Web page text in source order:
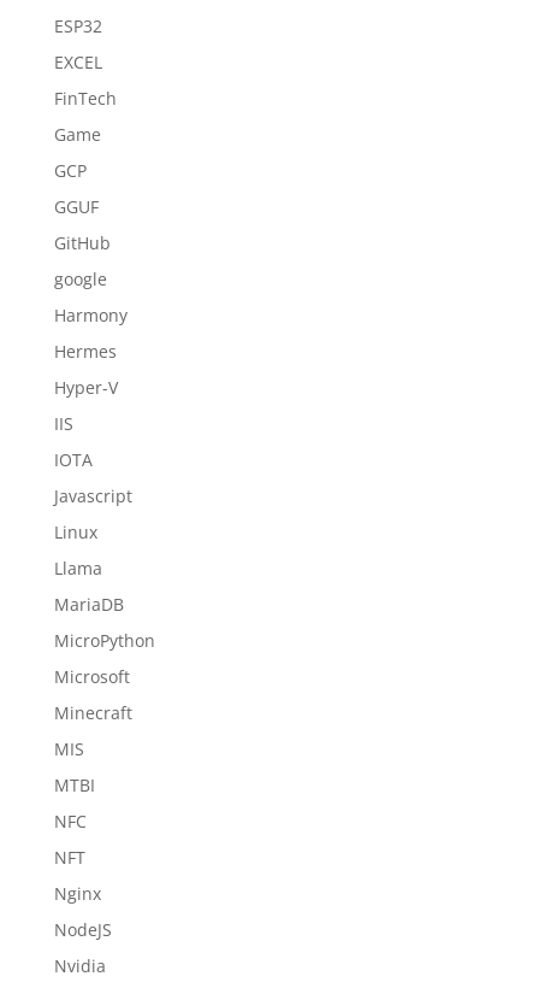
ESP32
EXCEL
FinTech
Game
GCP
GGUF
GitHub
google
Harmony
Hermes
Hyper-V
IIS
IOTA
Javascript
Linux
Llama
MariaDB
MicroPython
Microsoft
Minecraft
MIS
MTBI
NFC
NFT
Nginx
NodeJS
Nvidia